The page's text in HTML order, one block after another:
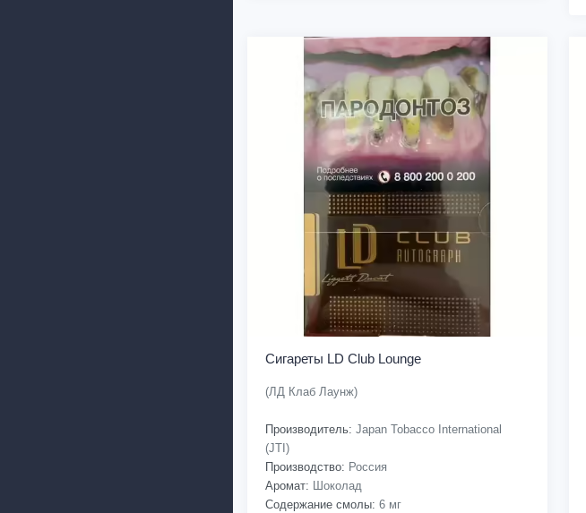
Сигареты LD Club Lounge
(ЛД Клаб Лаунж)
Производитель: Japan Tobacco International
(JTI)
Производство: Россия
Аромат: Шоколад
Содержание смолы: 6 мг